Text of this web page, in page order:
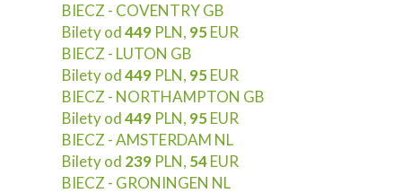
BIECZ - COVENTRY GB
Bilety od449 PLN, 95EUR
BIECZ - LUTON GB
Bilety od449 PLN, 95EUR
BIECZ - NORTHAMPTON GB
Bilety od449 PLN, 95EUR
BIECZ - AMSTERDAM NL
Bilety od 239 PLN, 54EUR
BIECZ - GRONINGEN NL